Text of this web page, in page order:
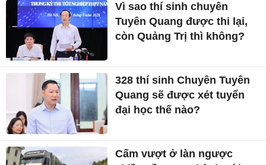
Vì sao thí sinh chuyên
Tuyên Quang được thi lại,
còn Quảng Trị thì không?
328 thí sinh Chuyên Tuyên
Quang sẽ được xét tuyển
đại học thế nào?
Cấm vượt ở làn ngược